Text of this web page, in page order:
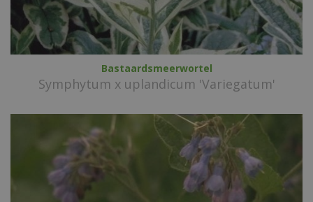
Bastaardsmeerwortel
Symphytum x uplandicum 'Variegatum'